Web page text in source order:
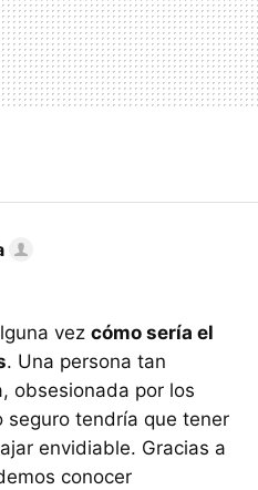
vez cómo sería el
. Una persona tan
obsesionada por los
seguro tendría que tener
envidiable. Gracias a
conocer